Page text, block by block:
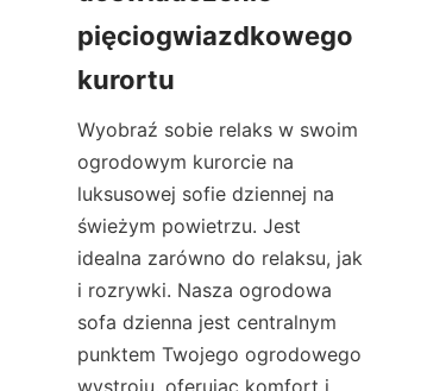
pięciogwiazdkowego
kurortu
Wyobraź sobie relaks w swoim
ogrodowym kurorcie na
luksusowej sofie dziennej na
świeżym powietrzu. Jest
idealna zarówno do relaksu, jak
i rozrywki. Nasza ogrodowa
sofa dzienna jest centralnym
punktem Twojego ogrodowego
wystroju, oferując komfort i